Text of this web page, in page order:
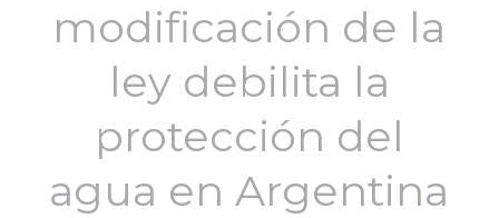
modificación de la
ley debilita la
protección del
agua en Argentina